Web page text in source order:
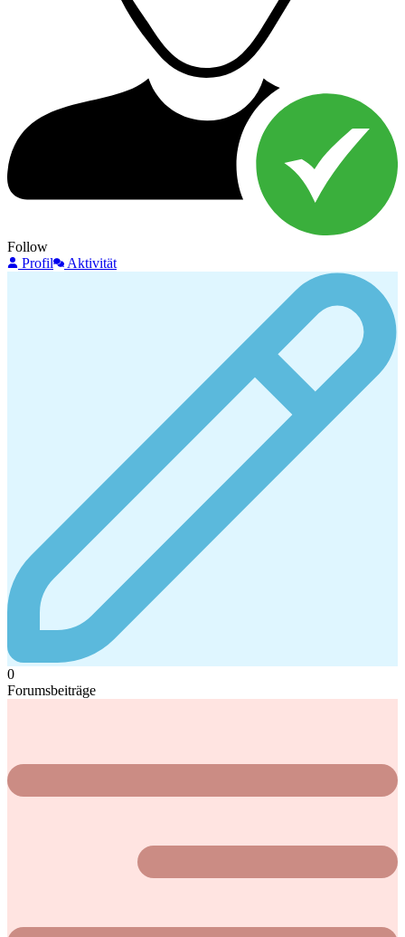
Follow
Profil
Aktivität
0
Forumsbeiträge